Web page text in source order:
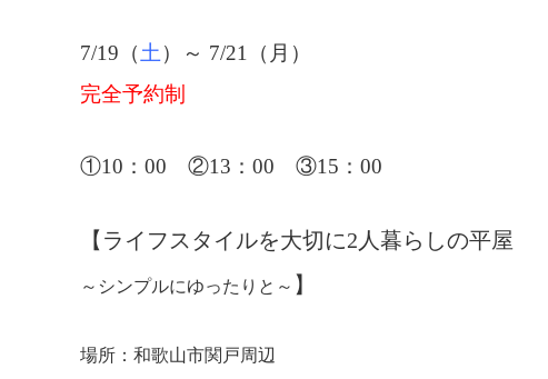
7/19（ 土 ）～ 7/21（月）
完全予約制
①10：00 ②13：00 ③15：00
【ライフスタイルを大切に2人暮らしの平屋
～シンプルにゆったりと～ 】
場所：和歌山市関戸周辺